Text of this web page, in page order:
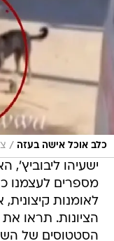
כלב אוכל אישה בעזה /
ישעיהו
מספרים לעצמנו
לאומנות
הציונות. תראו
הסטטוסים של